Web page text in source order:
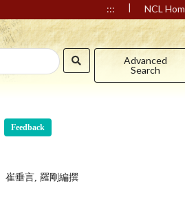
::: | NCL
Advanced
Search
Feedback
崔垂言, 羅剛編撰